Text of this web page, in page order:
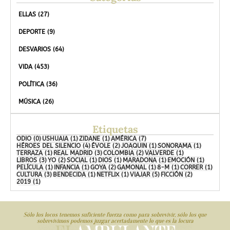
ELLAS (27)
DEPORTE (9)
DESVARIOS (64)
VIDA (453)
POLÍTICA (36)
MÚSICA (26)
Etiquetas
ODIO (0)USHUAIA (1)ZIDANE (1)AMÉRICA (7)
HÉROES DEL SILENCIO (4) ÉVOLE (2)JOAQUIN (1)SONORAMA (1)
TERRAZA (1) REAL MADRID (3)COLOMBIA (2)VALVERDE (1)
LIBROS (3)YO (2)SOCIAL (1) DIOS (1) MARADONA (1) EMOCIÓN (1)
PELÍCULA (1) INFANCIA (1)GOYA (2)GAMONAL (1)8-M (1)CORRER (1)
CULTURA (3) BENDECIDA (1) NETFLIX (1)VIAJAR (5) FICCIÓN (2)
2019 (1)
Sólo los locos tenemos suficiente fuerza como para sobrevivir, sólo los que
sobrevivimos podemos juzgar acertadamente lo que es la locura